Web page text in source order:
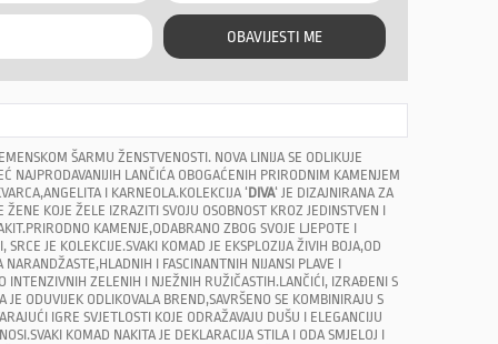
OBAVIJESTI ME
ŠARMU ŽENSTVENOSTI. NOVA LINIJA SE ODLIKUJE
NAJPRODAVANIJIH LANČIĆA OBOGAĆENIH PRIRODNIM KAMENJEM
I KARNEOLA.KOLEKCIJA ‘DIVA‘ JE DIZAJNIRANA ZA
ŽENE KOJE ŽELE IZRAZITI SVOJU OSOBNOST KROZ JEDINSTVEN I
KAMENJE,ODABRANO ZBOG SVOJE LJEPOTE I
SRCE JE KOLEKCIJE.SVAKI KOMAD JE EKSPLOZIJA ŽIVIH BOJA,OD
NARANDŽASTE,HLADNIH I FASCINANTNIH NIJANSI PLAVE I
INTENZIVNIH ZELENIH I NJEŽNIH RUŽIČASTIH.LANČIĆI, IZRAĐENI S
JE ODUVIJEK ODLIKOVALA BREND,SAVRŠENO SE KOMBINIRAJU S
IGRE SVJETLOSTI KOJE ODRAŽAVAJU DUŠU I ELEGANCIJU
KOMAD NAKITA JE DEKLARACIJA STILA I ODA SMJELOJ I